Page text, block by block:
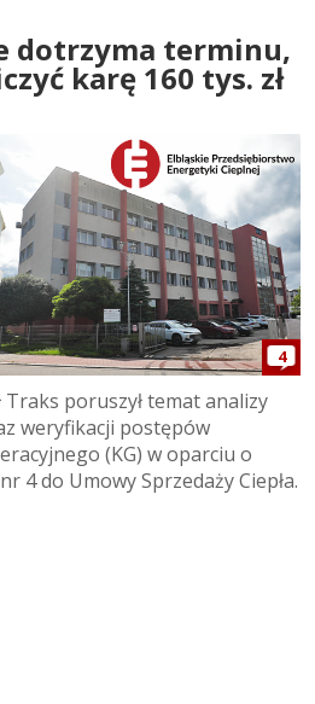
dotrzyma terminu,
karę 160 tys. zł
4
Traks poruszył temat analizy
weryfikacji postępów
(KG) w oparciu o
4 do Umowy Sprzedaży Ciepła.